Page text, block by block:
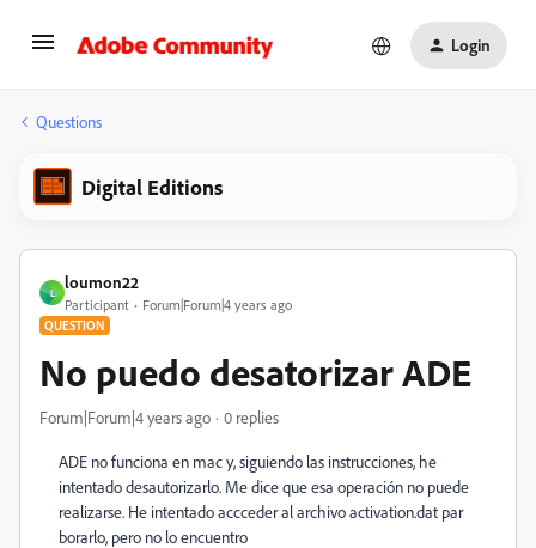
Login
Questions
Digital Editions
L
loumon22
Participant Forum|Forum|4 years ago
QUESTION
No puedo desatorizar ADE
Forum|Forum|4 years ago 0 replies
ADE no funciona en mac y, siguiendo las instrucciones, he
intentado desautorizarlo. Me dice que esa operación no puede
realizarse. He intentado accceder al archivo activation.dat par
borarlo, pero no lo encuentro